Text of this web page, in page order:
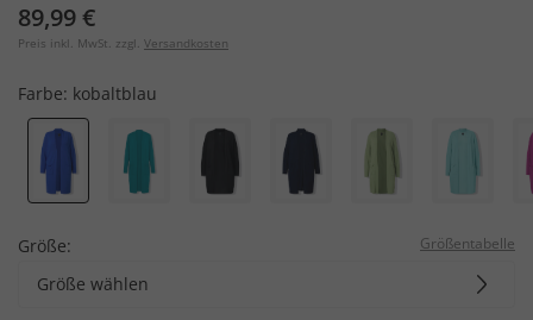
89,99 €
Preis inkl. MwSt. zzgl. Versandkosten
Farbe: kobaltblau
Größe: Größentabelle
Größe wählen